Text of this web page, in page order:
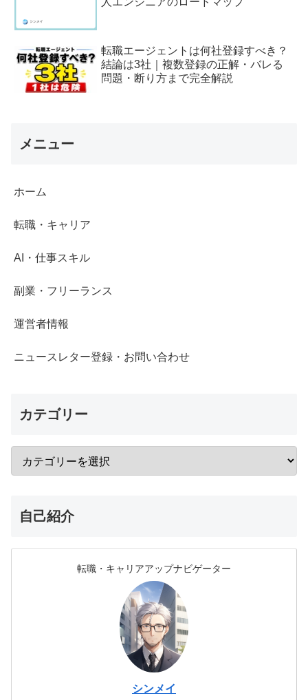
転職エージェントは何社登録すべき？
結論は3社｜複数登録の正解・バレる
問題・断り方まで完全解説
メニュー
ホーム
転職・キャリア
AI・仕事スキル
副業・フリーランス
運営者情報
ニュースレター登録・お問い合わせ
カテゴリー
自己紹介
転職・キャリアアップナビゲーター
シンメイ